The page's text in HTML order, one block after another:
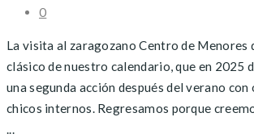
0
La visita al zaragozano Centro de Menores
clásico de nuestro calendario, que en 2025
una segunda acción después del verano
chicos internos. Regresamos porque
...